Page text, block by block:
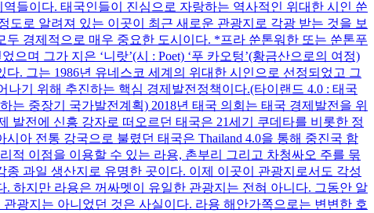
들이다. 태국인들이 진심으로 자랑하는 역사적인 위대한 시인 쑨
로 알려져 있는 이곳이 최근 새로운 관광지로 각광 받는 것을 보
경제적으로 매우 중요한 도시이다. *프라 쑨톤워한 또는 쑨톤푸
며 그가 지은 ‘니랏’(시 : Poet) ‘푸 카오텅’(황금산으로의 여정)
. 그는 1986년 유네스코 세계의 위대한 시인으로 선정되었고 그
나기 위해 추진하는 핵심 경제발전정책이다.(타이랜드 4.0 : 태국
는 중장기 국가발전계획) 2018년 태국 의회는 태국 경제발전을 위
발전에 신흥 강자로 떠오르던 태국은 21세기 쿠데타를 비롯한 정
아 전통 강국으로 불렸던 태국은 Thailand 4.0을 통해 중진국 함
적 이점을 이용할 수 있는 라용, 촌부리 그리고 차청싸오 주를 묶
과일 생산지로 유명한 곳이다. 이제 이곳이 관광지로서도 각성
하지만 라용은 꺼싸멧이 유일한 관광지는 전혀 아니다. 그동안 알
광지는 아니었던 것은 사실이다. 라용 해안가쪽으로는 변변한 호